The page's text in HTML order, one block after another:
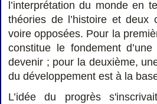
l’interprétation du monde en
théories de l’histoire et deux
voire opposées. Pour la
constitue le fondement
devenir ; pour la deuxième,
du développement est à la
L’idée du progrès